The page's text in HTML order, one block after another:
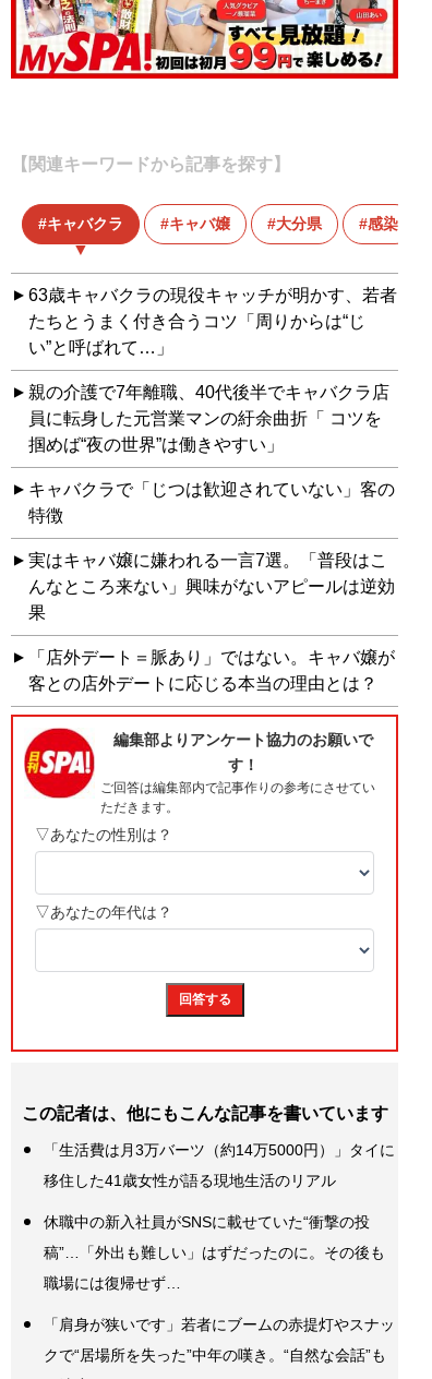
【関連キーワードから記事を探す】
キャバクラ キャバ嬢 大分県 感染
63歳キャバクラの現役キャッチが明かす、若者
たちとうまく付き合うコツ「周りからは“じ
い”と呼ばれて…」
親の介護で7年離職、40代後半でキャバクラ店
員に転身した元営業マンの紆余曲折「 コツを
掴めば“夜の世界”は働きやすい」
キャバクラで「じつは歓迎されていない」客の
特徴
実はキャバ嬢に嫌われる一言7選。「普段はこ
んなところ来ない」興味がないアピールは逆効
果
「店外デート＝脈あり」ではない。キャバ嬢が
客との店外デートに応じる本当の理由とは？
この記者は、他にもこんな記事を書いています
「生活費は月3万バーツ（約14万5000円）」タイに
移住した41歳女性が語る現地生活のリアル
休職中の新入社員がSNSに載せていた“衝撃の投
稿”…「外出も難しい」はずだったのに。その後も
職場には復帰せず…
「肩身が狭いです」若者にブームの赤提灯やスナッ
クで“居場所を失った”中年の嘆き。“自然な会話”も